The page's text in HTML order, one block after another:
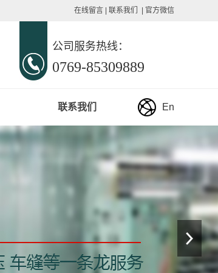
在线留言 联系我们 官方微信
公司服务热线：
0769-85309889
联系我们 En